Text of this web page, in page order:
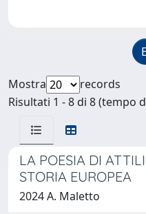
Mostra
records
Risultati 1 - 8 di 8 (tempo
LA POESIA DI
STORIA EUROPEA
2024 A. Maletto